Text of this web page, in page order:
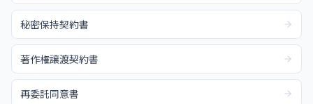
秘密保持契約書
著作権譲渡契約書
再委託同意書